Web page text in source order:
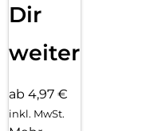
Dir
weiter
ab 4,97 €
inkl. MwSt.